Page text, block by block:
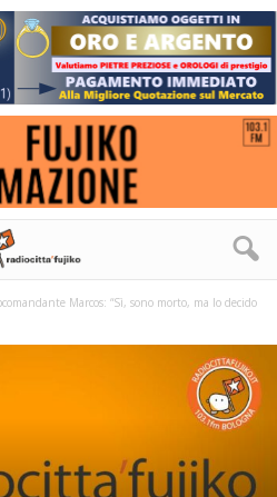
Marcos: “Sì, sono morto, ma lo decido